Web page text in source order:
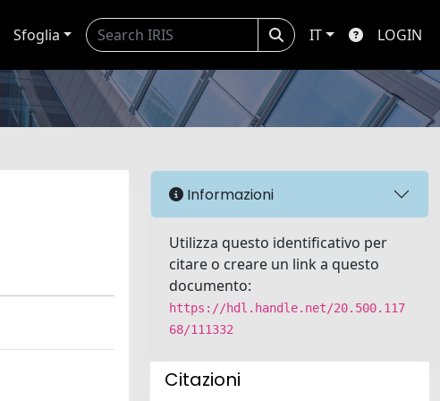
Sfoglia IT LOGIN
Informazioni
Utilizza questo identificativo per
citare o creare un link a questo
documento:
https://hdl.handle.net/20.500.117
68/111332
Citazioni